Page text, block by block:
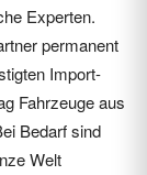
Experten.
permanent
Import-
Fahrzeuge aus
Bedarf sind
Welt